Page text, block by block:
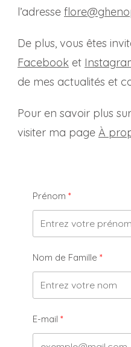
l’adresse
De plus, vous êtes
Facebook et
de mes actualités et
Pour en savoir plus
visiter ma page À
Prénom
Nom de Famille
E-mail